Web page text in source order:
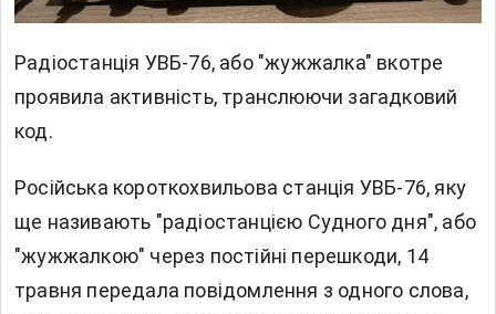
Радіостанція УВБ-76, або "жужжалка" вкотре
проявила активність, транслюючи загадковий
код.
Російська короткохвильова станція УВБ-76, яку
ще називають "радіостанцією Судного дня", або
"жужжалкою" через постійні перешкоди, 14
травня передала повідомлення з одного слова,